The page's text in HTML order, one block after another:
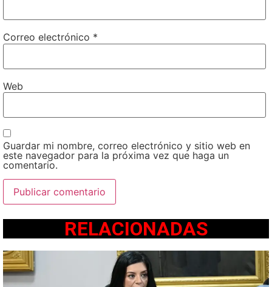
Correo electrónico *
Web
Guardar mi nombre, correo electrónico y sitio web en
este navegador para la próxima vez que haga un
comentario.
RELACIONADAS